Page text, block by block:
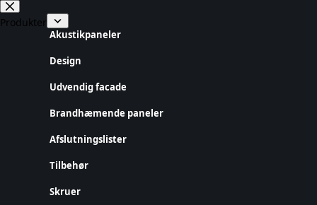
Fortsæt
til
indhold
Produkter
Akustikpaneler
Design
Udvendig facade
Brandhæmende paneler
Afslutningslister
Tilbehør
Skruer